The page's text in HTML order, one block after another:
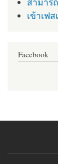
เข้าเฟ
Facebook